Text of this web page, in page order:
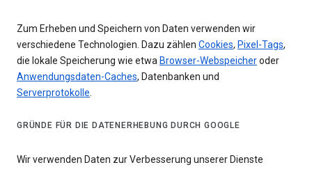
Zum Erheben und Speichern von Daten verwenden wir
verschiedene Technologien. Dazu zählen Cookies, Pixel-Tags,
die lokale Speicherung wie etwa Browser-Webspeicheroder
Anwendungsdaten-Caches, Datenbanken und
Serverprotokolle.
GRÜNDE FÜR DIE DATENERHEBUNG DURCH GOOGLE
Wir verwenden Daten zur Verbesserung unserer Dienste